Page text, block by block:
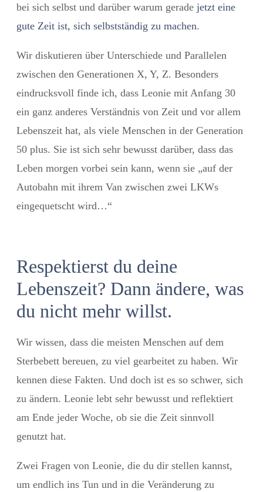
bei sich selbst und darüber warum gerade jetzt eine
gute Zeit ist, sich selbstständig zu machen.
Wir diskutieren über Unterschiede und Parallelen
zwischen den Generationen X, Y, Z. Besonders
eindrucksvoll finde ich, dass Leonie mit Anfang 30
ein ganz anderes Verständnis von Zeit und vor allem
Lebenszeit hat, als viele Menschen in der Generation
50 plus. Sie ist sich sehr bewusst darüber, dass das
Leben morgen vorbei sein kann, wenn sie „auf der
Autobahn mit ihrem Van zwischen zwei LKWs
eingequetscht wird…“
Respektierst du deine
Lebenszeit? Dann ändere, was
du nicht mehr willst.
Wir wissen, dass die meisten Menschen auf dem
Sterbebett bereuen, zu viel gearbeitet zu haben. Wir
kennen diese Fakten. Und doch ist es so schwer, sich
zu ändern. Leonie lebt sehr bewusst und reflektiert
am Ende jeder Woche, ob sie die Zeit sinnvoll
genutzt hat.
Zwei Fragen von Leonie, die du dir stellen kannst,
um endlich ins Tun und in die Veränderung zu